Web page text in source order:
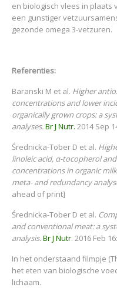
en biologisch vlees in plaats
een gunstiger
gezonde omega 3-vetzuren.
Referenties:
Baranski M et al. Higher
concentrations and lower
organically grown crops: a
analyses.Br J Nutr. 2014 Sep
Średnicka-Tober D et al.
linoleic acid, α-tocopherol
concentrations in organic
meta- and redundancy
ahead of print]
Średnicka-Tober D et al.
and conventional meat: a
analysis.Br J Nutr. 2016 Feb
In het onderstaand filmpje
het eten van biologische
lichaam.